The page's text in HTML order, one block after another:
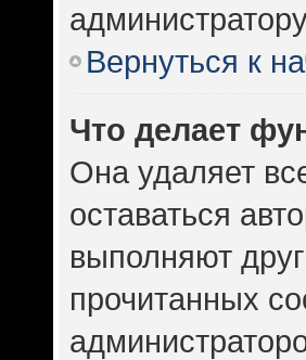
Вернуться к
Что делает
Она удаляет
оставаться
выполняют
прочитанных